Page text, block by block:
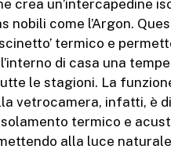
crea un’intercapedine
nobili come l’Argon.
termico e
di casa una
le stagioni. La
vetrocamera, infatti, è di
termico e
alla luce